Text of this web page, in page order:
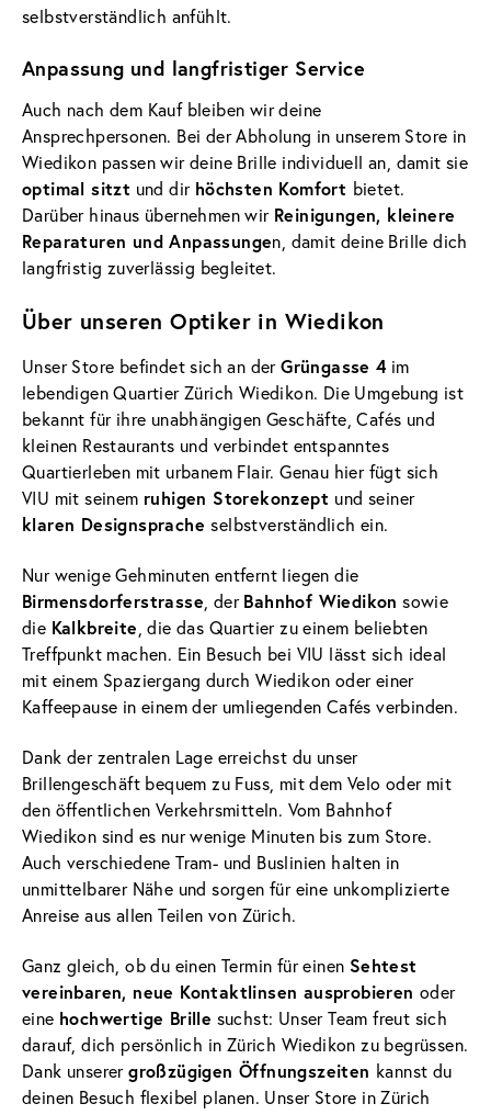
selbstverständlich anfühlt.
Anpassung und langfristiger Service
Auch nach dem Kauf bleiben wir deine
Ansprechpersonen. Bei der Abholung in unserem Store in
Wiedikon passen wir deine Brille individuell an, damit sie
optimal sitzt und dir höchsten Komfort bietet.
Darüber hinaus übernehmen wir Reinigungen, kleinere
Reparaturen und Anpassungen, damit deine Brille dich
langfristig zuverlässig begleitet.
Über unseren Optiker in Wiedikon
Unser Store befindet sich an derGrüngasse 4 im
lebendigen Quartier Zürich Wiedikon. Die Umgebung ist
bekannt für ihre unabhängigen Geschäfte, Cafés und
kleinen Restaurants und verbindet entspanntes
Quartierleben mit urbanem Flair. Genau hier fügt sich
VIU mit seinem ruhigen Storekonzept und seiner
klaren Designspracheselbstverständlich ein.
Nur wenige Gehminuten entfernt liegen die
Birmensdorferstrasse , derBahnhof Wiedikon sowie
die Kalkbreite , die das Quartier zu einem beliebten
Treffpunkt machen. Ein Besuch bei VIU lässt sich ideal
mit einem Spaziergang durch Wiedikon oder einer
Kaffeepause in einem der umliegenden Cafés verbinden.
Dank der zentralen Lage erreichst du unser
Brillengeschäft bequem zu Fuss, mit dem Velo oder mit
den öffentlichen Verkehrsmitteln. Vom Bahnhof
Wiedikon sind es nur wenige Minuten bis zum Store.
Auch verschiedene Tram- und Buslinien halten in
unmittelbarer Nähe und sorgen für eine unkomplizierte
Anreise aus allen Teilen von Zürich.
Ganz gleich, ob du einen Termin für einen Sehtest
vereinbaren, neue Kontaktlinsen ausprobieren oder
eine hochwertige Brille suchst: Unser Team freut sich
darauf, dich persönlich in Zürich Wiedikon zu begrüssen.
Dank unserergroßzügigen Öffnungszeiten kannst du
deinen Besuch flexibel planen. Unser Store in Zürich